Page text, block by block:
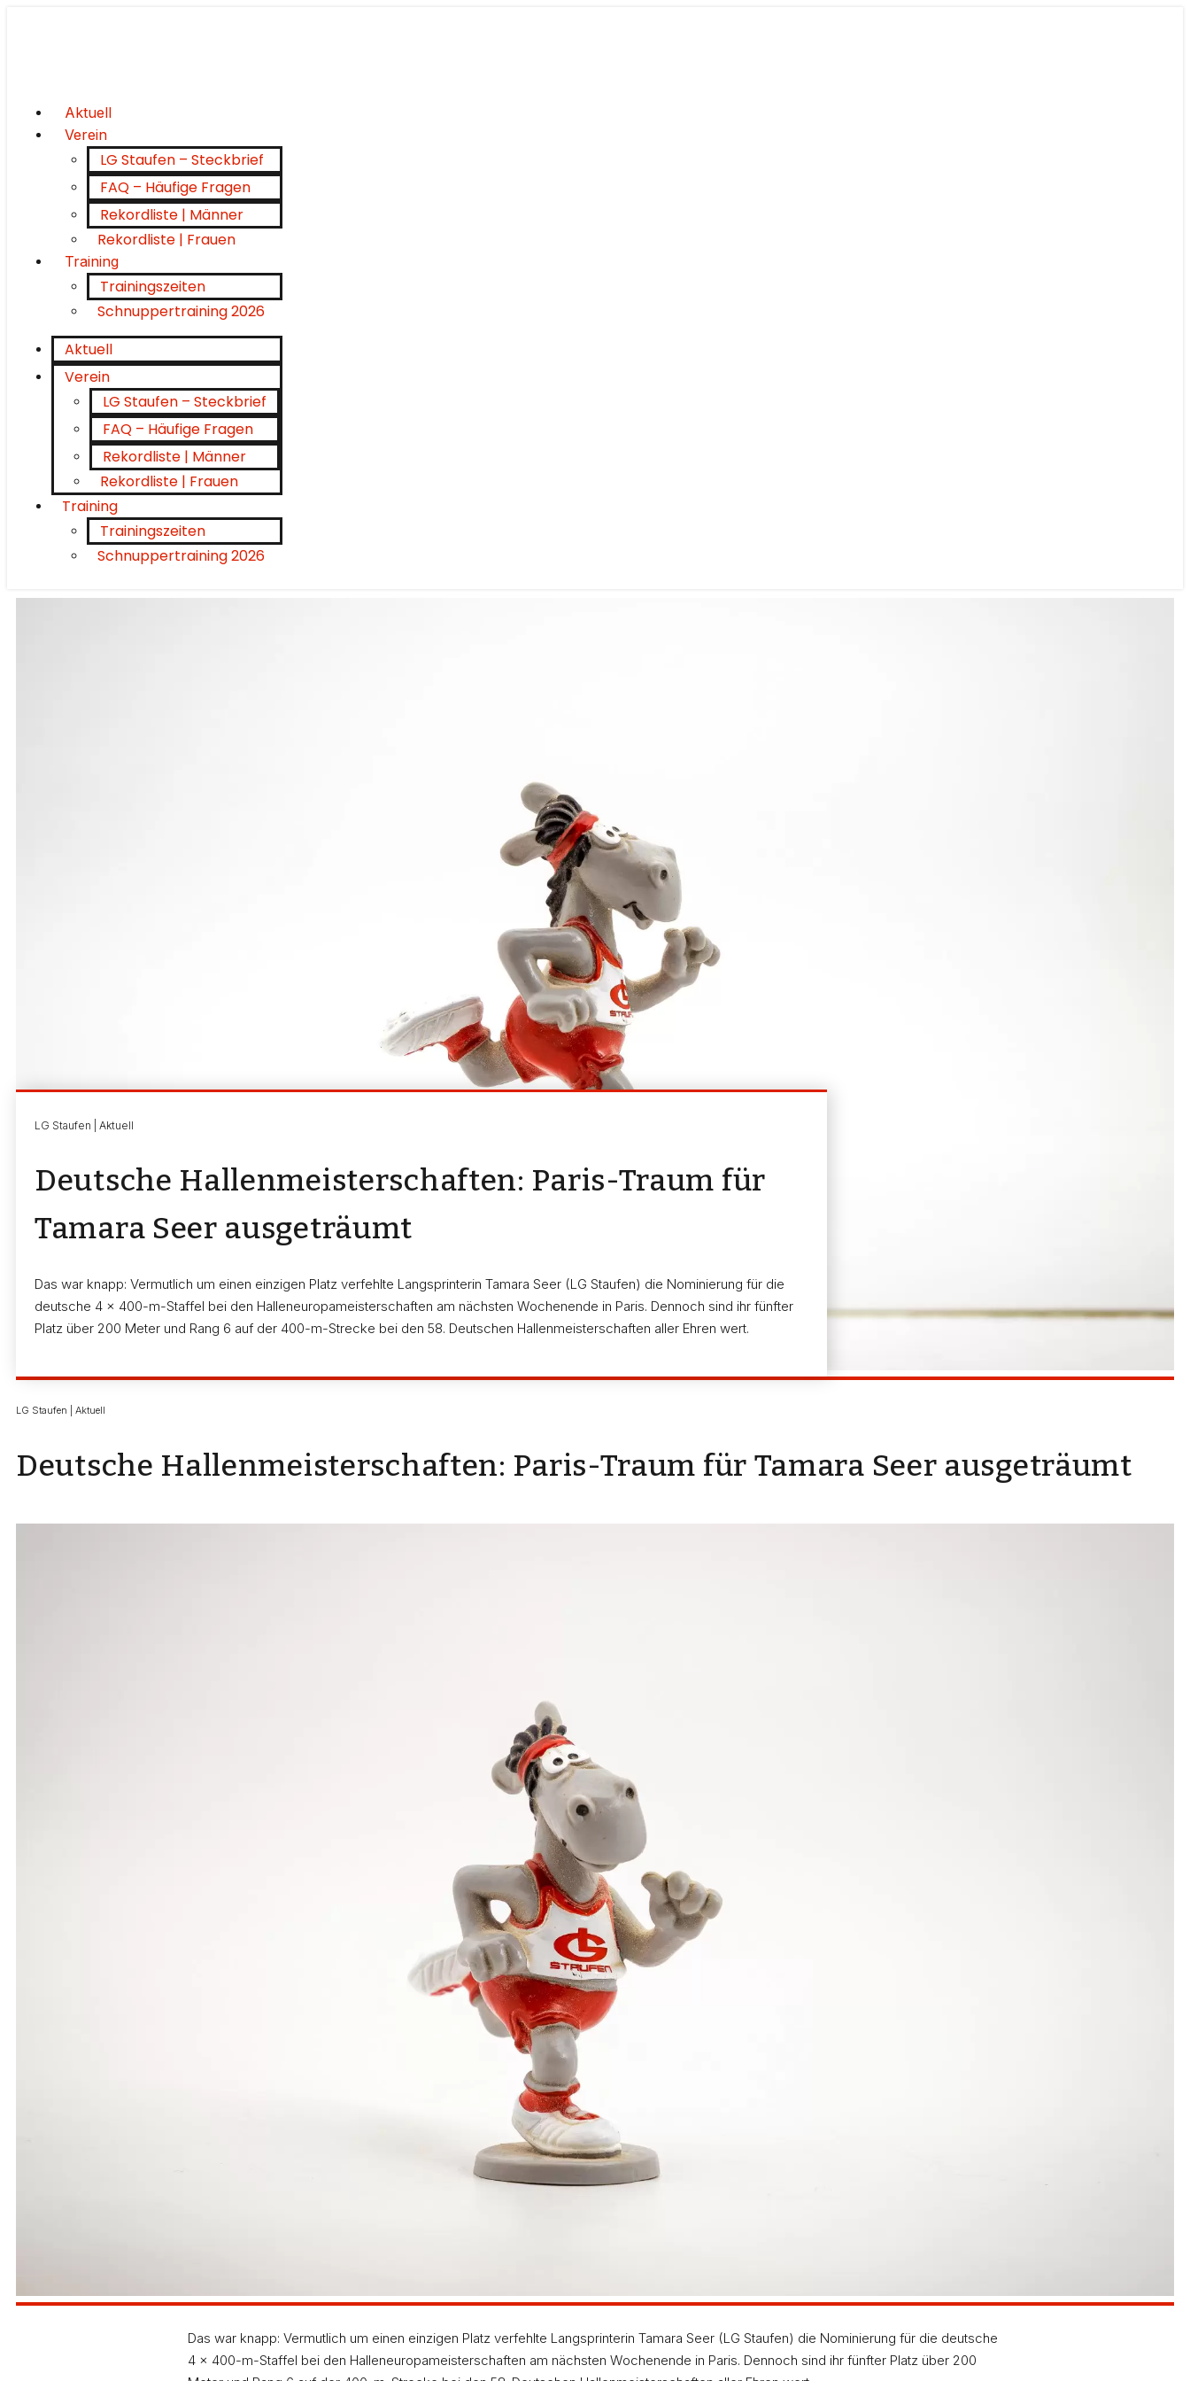
Aktuell
Verein
LG Staufen – Steckbrief
FAQ – Häufige Fragen
Rekordliste | Männer
Rekordliste | Frauen
Training
Trainingszeiten
Schnuppertraining 2026
Aktuell
Verein
LG Staufen – Steckbrief
FAQ – Häufige Fragen
Rekordliste | Männer
Rekordliste | Frauen
Training
Trainingszeiten
Schnuppertraining 2026
LG Staufen | Aktuell
Deutsche Hallenmeisterschaften: Paris-Traum für
Tamara Seer ausgeträumt
Das war knapp: Vermutlich um einen einzigen Platz verfehlte Langsprinterin Tamara Seer (LG Staufen) die Nominierung für die
deutsche 4 x 400-m-Staffel bei den Halleneuropameisterschaften am nächsten Wochenende in Paris. Dennoch sind ihr fünfter
Platz über 200 Meter und Rang 6 auf der 400-m-Strecke bei den 58. Deutschen Hallenmeisterschaften aller Ehren wert.
LG Staufen | Aktuell
Deutsche Hallenmeisterschaften: Paris-Traum für Tamara Seer ausgeträumt
Das war knapp: Vermutlich um einen einzigen Platz verfehlte Langsprinterin Tamara Seer (LG Staufen) die Nominierung für die deutsche
4 x 400-m-Staffel bei den Halleneuropameisterschaften am nächsten Wochenende in Paris. Dennoch sind ihr fünfter Platz über 200
In der Leipziger Arena begann es für Tamara Seer, die klugerweise auf die 60-m-Distanz verzichtet hatte, mit dem Vorlauf über 400 Meter. Auf der an sich
günstigen Außenbahn 6 laufend, hatte sie unmittelbar hinter sich auf Bahn 5 die Titelverteidigerin Wiebke Ullmann (TSV Bayer 04 Leverkusen) im Nacken.
Dieser gelang es, nach der ersten Runde als Erste auf die Innenbahn vorzustoßen. Von dieser Position ließ sie sich auch bis ins Ziel nicht verdrängen und
Seer wurde in 54,89 Zweite. Damit schienen ihr schon alle Felle davonzuschwimmen; denn mit der siebtschnellsten Zeit kommt man normalerweise nicht
ins Finale auf einer sechsbahnigen Anlage. Dann aber erklärte die Fünftplatzierte Jana Hartmann (54,35) ihren Verzicht mit Hinblick auf ihre 800-m-
Beteiligung. Dieser machte sich insofern bezahlt, als sie dort auch später deutsche Meisterin werden sollte.
Am zweiten Tag ging Tamara Seer im 200-m-Vorlauf an den Start. In einem furiosen Rennen siegte die süddeutsche Meisterin in glänzenden 23,97
Sekunden und blieb damit um sieben Hundertstel unter ihrer persönlichen Bestzeit. Damit hatte sie auch auf dieser Strecke das Finale erreicht. Schon
achtzig Minuten später war jedoch der 400-m-Endlauf angesetzt, wo sie jetzt natürlich auf die ungünstige Innenbahn gesetzt wurde. Man hatte sich die
Taktik zurechtgelegt, dass sie nach der ersten Runde möglichst Position 3 einnehmen sollte. Der Zwischenspurt, der dafür notwendig wurde, kostete aber
viel Kraft, die auf der Zielgeraden dann fehlte. Mit 55,12 Sekunden kam sie nicht über Platz 6 hinaus.
Wiederum eine halbe Stunde später stand bereits der 200-m-Endlauf an. Hier belegte die 21-Jährige dann mit 24,44 Sekunden einen respektablen fünften
Platz. Dennoch war sie natürlich im ersten Moment enttäuscht: „Was nützt mir jetzt ein fünfter und ein sechster Platz?“ Aber Trainer Michi Pössinger ist von
seinem Konzept überzeugt: „Mir geht es um einen langfristigen Aufbau. Tamy ist noch jung. Wenn sie später wirklich zu internationalen Einsätzen kommen
sollte, muss sie diese Belastungen innerhalb weniger Stunden auch wegstecken können!“
Wichtig war für die Sportstudentin sicher die Erfahrung, dass sie mit der deutschen Spitze mithalten kann. Zum ersten Mal stand sie gleich in zwei